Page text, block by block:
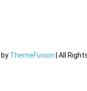
by ThemeFusion | All